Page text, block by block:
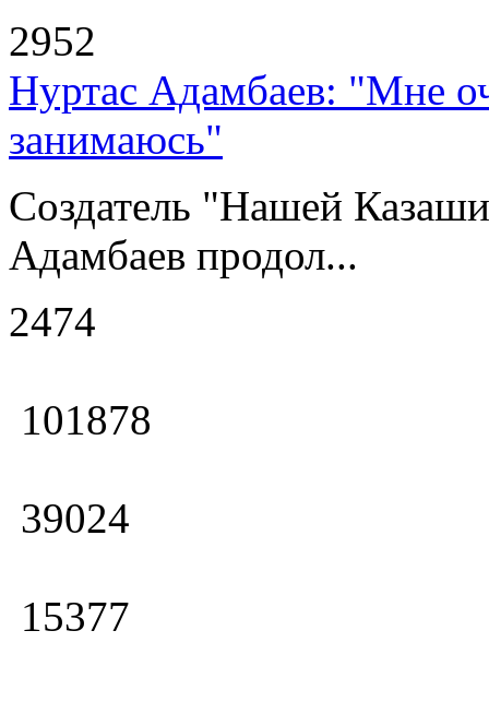
2952
Нуртас Адамбаев: "Мне
занимаюсь"
Создатель "Нашей
Адамбаев продол...
2474
101878
39024
15377